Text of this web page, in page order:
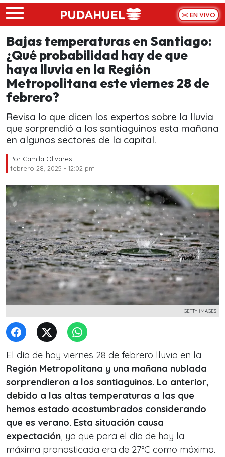
Skip to main content
EN VIVO
Bajas temperaturas en Santiago:
¿Qué probabilidad hay de que
haya lluvia en la Región
Metropolitana este viernes 28 de
febrero?
Revisa lo que dicen los expertos sobre la lluvia
que sorprendió a los santiaguinos esta mañana
en algunos sectores de la capital.
Por Camila Olivares
febrero 28, 2025 - 12:02 pm
GETTY IMAGES
El día de hoy viernes 28 de febrero lluvia en la
Región Metropolitana y una mañana nublada
sorprendieron a los santiaguinos. Lo anterior,
debido a las altas temperaturas a las que
hemos estado acostumbrados considerando
que es verano. Esta situación causa
expectación, ya que para el día de hoy la
máxima pronosticada era de 27°C como máxima.